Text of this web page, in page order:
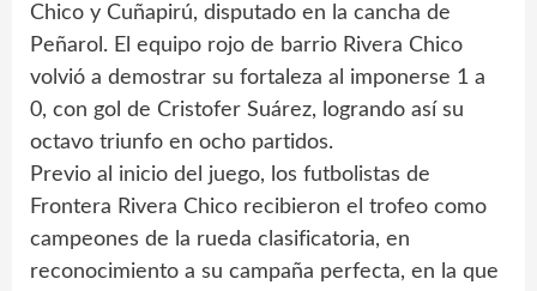
Chico y Cuñapirú, disputado en la cancha de
Peñarol. El equipo rojo de barrio Rivera Chico
volvió a demostrar su fortaleza al imponerse 1 a
0, con gol de Cristofer Suárez, logrando así su
octavo triunfo en ocho partidos.
Previo al inicio del juego, los futbolistas de
Frontera Rivera Chico recibieron el trofeo como
campeones de la rueda clasificatoria, en
reconocimiento a su campaña perfecta, en la que